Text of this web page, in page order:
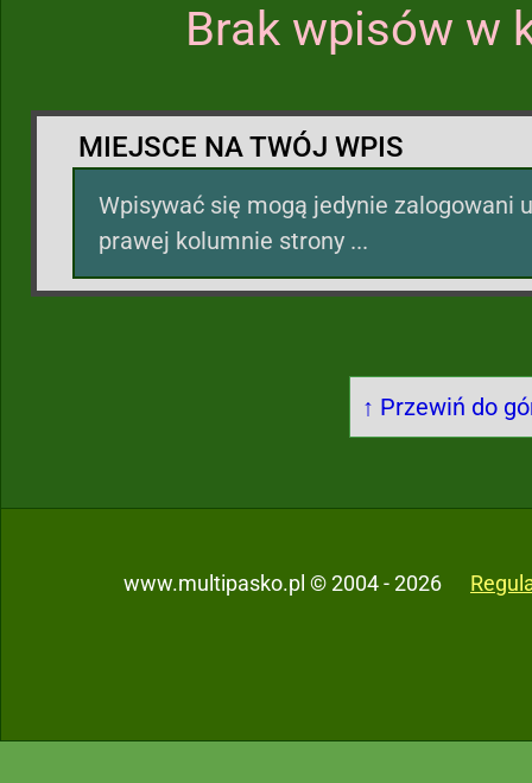
Brak wpisów w
MIEJSCE NA TWÓJ WPIS
Wpisywać się mogą jedynie zalogowani
prawej kolumnie strony ...
↑ Przewiń do
www.multipasko.pl © 2004 - 2026